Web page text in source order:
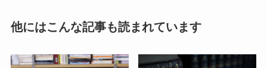
他にはこんな記事も読まれています